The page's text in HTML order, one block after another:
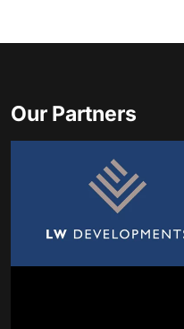
Our Partners